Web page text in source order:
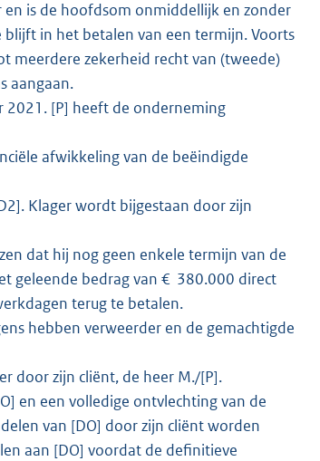
is de hoofdsom onmiddellijk en zonder
in het betalen van een termijn. Voorts
meerdere zekerheid recht van (tweede)
aangaan.
[P] heeft de onderneming
afwikkeling van de beëindigde
Klager wordt bijgestaan door zijn
dat hij nog geen enkele termijn van de
geleende bedrag van € 380.000 direct
terug te betalen.
hebben verweerder en de gemachtigde
door zijn cliënt, de heer M./[P].
en een volledige ontvlechting van de
van [DO] door zijn cliënt worden
aan [DO] voordat de definitieve